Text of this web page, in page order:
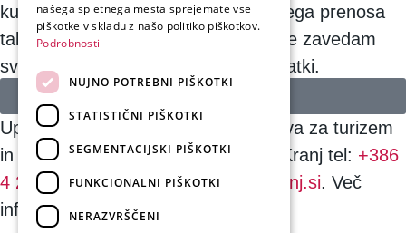
kulturo Kranj za namene elektronskega prenosa
takih informacij. Potrjujem tudi, da se zavedam
svojih pravic v zvezi z osebnimi podatki.
Upravljalec osebnih podatkov: Uprava za turizem
in kulturo Kranj, Glavni trg 2, 4000 Kranj tel: +386
4 238 04 50, e-naslov:info@visitkranj.si. Več
informacijTUKAJ.
ITALIAN
našega spletnega mesta sprejemate vse
piškotke v skladu z našo politiko piškotkov.
Podrobnosti
NUJNO POTREBNI PIŠKOTKI
STATISTIČNI PIŠKOTKI
SEGMENTACIJSKI PIŠKOTKI
FUNKCIONALNI PIŠKOTKI
NERAZVRŠČENI